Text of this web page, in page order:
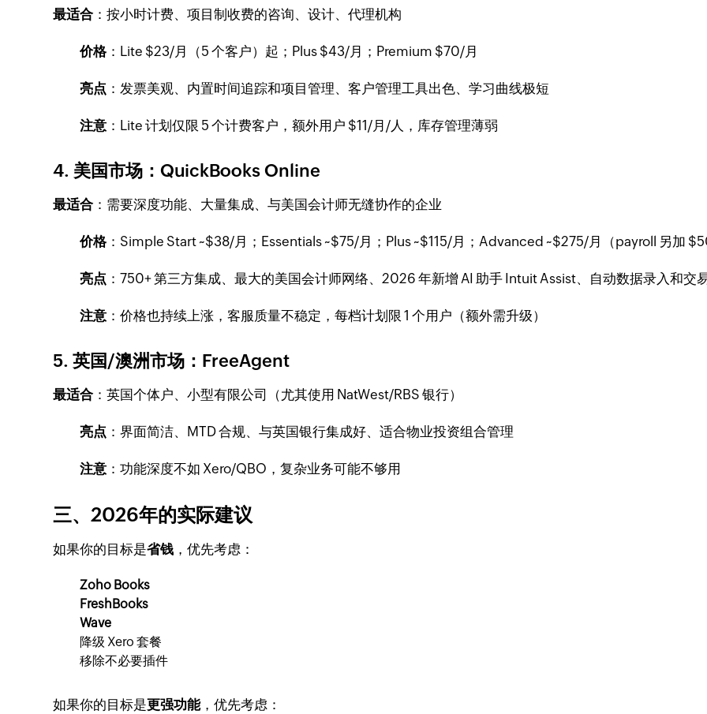
最适合 ：按小时计费、项目制收费的咨询、设计、代理机构
价格：Lite $23/月（5 个客户）起；Plus $43/月；Premium $70/月
亮点 ：发票美观、内置时间追踪和项目管理、客户管理工具出色、学习曲线极短
注意 ：Lite 计划仅限 5 个计费客户，额外用户 $11/月/人，库存管理薄弱
4. 美国市场：QuickBooks Online
最适合 ：需要深度功能、大量集成、与美国会计师无缝协作的企业
价格：Simple Start ~$38/月；Essentials ~$75/月；Plus ~$115/月；Advanced ~$275/月（payroll 另加
亮点 ：750+ 第三方集成、最大的美国会计师网络、2026 年新增 AI 助手 Intuit Assist、自动数据录入和交
注意 ：价格也持续上涨，客服质量不稳定，每档计划限 1 个用户（额外需升级）
5. 英国/澳洲市场：FreeAgent
最适合 ：英国个体户、小型有限公司（尤其使用 NatWest/RBS 银行）
亮点 ：界面简洁、MTD 合规、与英国银行集成好、适合物业投资组合管理
注意 ：功能深度不如 Xero/QBO，复杂业务可能不够用
三、2026年的实际建议
如果你的目标是省钱 ，优先考虑：
Zoho Books
FreshBooks
Wave
降级 Xero 套餐
移除不必要插件
如果你的目标是更强功能，优先考虑：